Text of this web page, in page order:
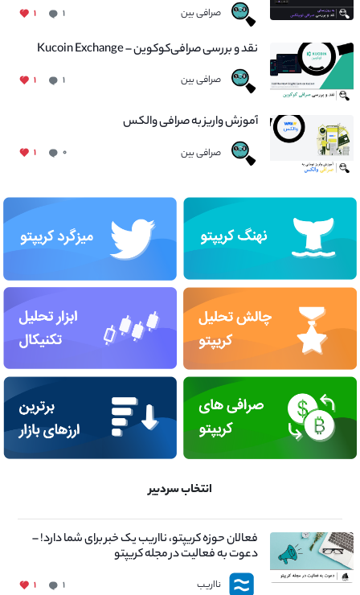
صرافی بین ۱ ۱
نقد و بررسی صرافی‌کوکوین – Kucoin Exchange
صرافی بین ۱ ۱
آموزش واریز به صرافی والکس
صرافی بین ۰ ۱
انتخاب سردبیر
فعالان حوزه کریپتو، نااریب یک خبر برای شما دارد! –
دعوت به فعالیت در مجله کریپتو
نااریب ۱ ۱